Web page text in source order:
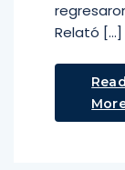
Relató […]
Read